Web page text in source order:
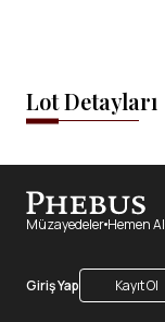
Lot Detayları
Müzayedeler Hemen Al
Giriş Yap Kayıt Ol